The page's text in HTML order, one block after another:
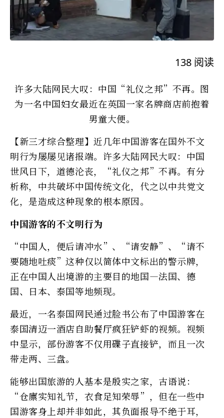
138 阅读
许多大陆网民大叹：中国“礼仪之邦”不再。图
为一名中国妇女最近在英国一家名牌商店前抱着
男童大便。
【新三才综合整理】近几年中国游客在国外不文
明行为屡屡见诸报端。许多大陆网民大叹：中国
世风日下，道德沦丧，“礼仪之邦”不再。有分
析称，中共破坏中国传统文化，代之以中共党文
化，是造成这种现象的根本原因。
中国游客的不文明行为
“中国人，便后请冲水”、“请安静”、“请不
要随地吐痰”这种仅以简体中文标出的警示牌，
正在中国人出境游的主要目的地国—法国、德
国、日本、泰国等地频现。
最近，一名泰国网民通过脸书公布了中国游客在
泰国清迈一酒店自助餐厅疯狂铲虾的视频。视频
中显示，部份游客不仅用碟子直接铲，而且一次
带走两、三盘。
能够出国旅游的人基本是殷实之家，古语说：
“仓廪实知礼节，衣食足知荣辱”，但在一些中
国游客身上却并非如此，其负面报导不绝于耳，